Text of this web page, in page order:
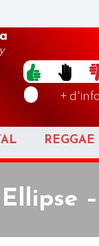
+
REGGAE
Ellipse